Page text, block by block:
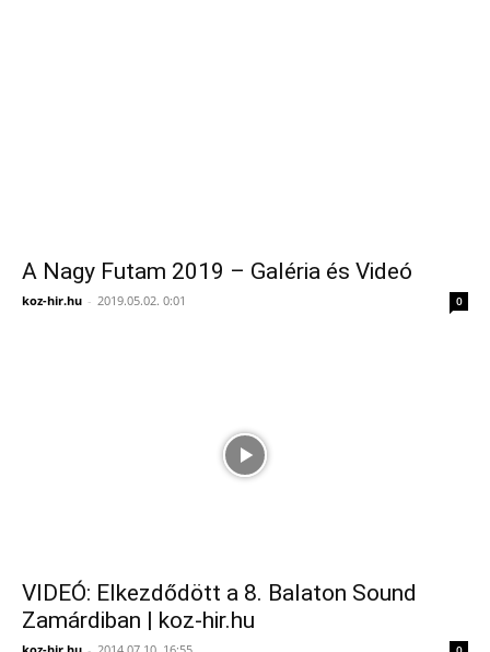
A Nagy Futam 2019 – Galéria és Videó
koz-hir.hu - 2019.05.02. 0:01 0
VIDEÓ: Elkezdődött a 8. Balaton Sound
Zamárdiban | koz-hir.hu